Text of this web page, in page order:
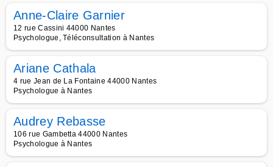
Anne-Claire Garnier
12 rue Cassini 44000 Nantes
Psychologue, Téléconsultation à Nantes
Ariane Cathala
4 rue Jean de La Fontaine 44000 Nantes
Psychologue à Nantes
Audrey Rebasse
106 rue Gambetta 44000 Nantes
Psychologue à Nantes